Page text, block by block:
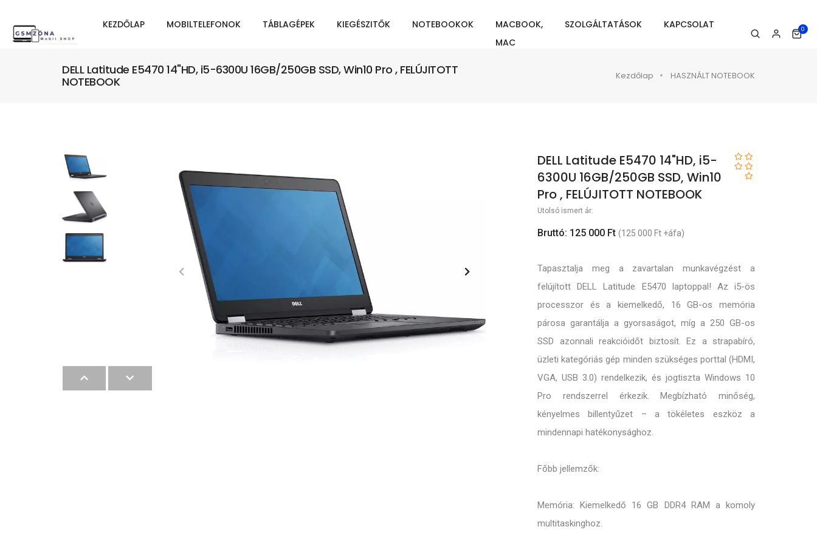
KEZDŐLAP MOBILTELEFONOK TÁBLAGÉPEK KIEGÉSZITŐK NOTEBOOKOK
MACBOOK,
MAC
SZOLGÁLTATÁSOK KAPCSOLAT 0
DELL Latitude E5470 14"HD, i5-6300U 16GB/250GB SSD, Win10 Pro , FELÚJITOTT
NOTEBOOK
Kezdőlap HASZNÁLT NOTEBOOK
DELL Latitude E5470 14"HD, i5-
6300U 16GB/250GB SSD, Win10
Pro , FELÚJITOTT NOTEBOOK
Utolsó ismert ár:
Bruttó: 125 000 Ft (125 000 Ft +áfa)
Tapasztalja meg a zavartalan munkavégzést a
felújított DELL Latitude E5470 laptoppal! Az i5-ös
processzor és a kiemelkedő, 16 GB-os memória
párosa garantálja a gyorsaságot, míg a 250 GB-os
SSD azonnali reakcióidőt biztosít. Ez a strapabíró,
üzleti kategóriás gép minden szükséges porttal (HDMI,
VGA, USB 3.0) rendelkezik, és jogtiszta Windows 10
Pro rendszerrel érkezik. Megbízható minőség,
kényelmes billentyűzet – a tökéletes eszköz a
mindennapi hatékonysághoz.
Főbb jellemzők:
Memória: Kiemelkedő 16 GB DDR4 RAM a komoly
multitaskinghoz.